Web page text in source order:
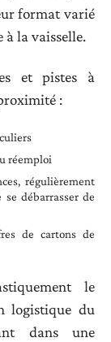
format varié
à la vaisselle.
et pistes à
:
réemploi
régulièrement
débarrasser de
de cartons de
le
logistique du
dans une